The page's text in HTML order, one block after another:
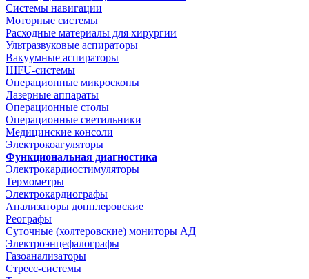
Системы навигации
Моторные системы
Расходные материалы для хирургии
Ультразвуковые аспираторы
Вакуумные аспираторы
HIFU-системы
Операционные микроскопы
Лазерные аппараты
Операционные столы
Операционные светильники
Медицинские консоли
Электрокоагуляторы
Функциональная диагностика
Электрокардиостимуляторы
Термометры
Электрокардиографы
Анализаторы допплеровские
Реографы
Суточные (холтеровские) мониторы АД
Электроэнцефалографы
Газоанализаторы
Стресс-системы